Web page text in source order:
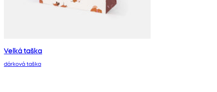
Velká taška
dárková taška